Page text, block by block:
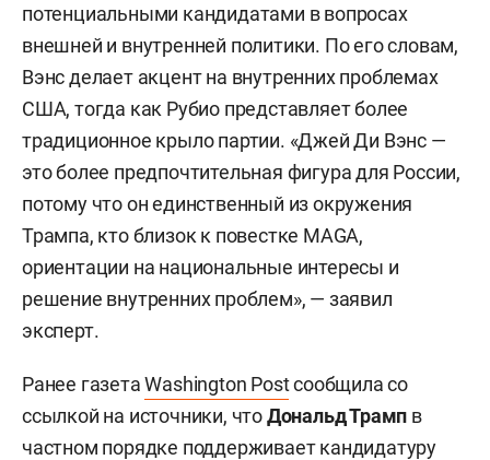
потенциальными кандидатами в вопросах
внешней и внутренней политики. По его словам,
Вэнс делает акцент на внутренних проблемах
США, тогда как Рубио представляет более
традиционное крыло партии. «Джей Ди Вэнс —
это более предпочтительная фигура для России,
потому что он единственный из окружения
Трампа, кто близок к повестке MAGA,
ориентации на национальные интересы и
решение внутренних проблем», — заявил
эксперт.
Ранее газетаWashington Postсообщила со
ссылкой на источники, чтоДональд Трамп в
частном порядке поддерживает кандидатуру